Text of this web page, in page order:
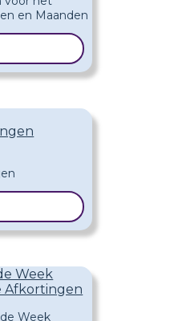
Week
Afkortingen